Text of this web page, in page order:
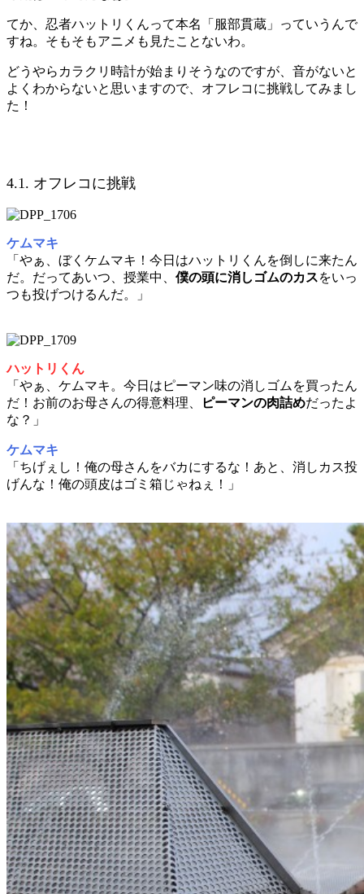
てか、忍者ハットリくんって本名「服部貫蔵」っていうんで
すね。そもそもアニメも見たことないわ。
どうやらカラクリ時計が始まりそうなのですが、音がないと
よくわからないと思いますので、オフレコに挑戦してみまし
た！
4.1. オフレコに挑戦
ケムマキ
「やぁ、ぼくケムマキ！今日はハットリくんを倒しに来たん
だ。だってあいつ、授業中、 僕の頭に消しゴムのカスをいっ
つも投げつけるんだ。」
ハットリくん
「やぁ、ケムマキ。今日はピーマン味の消しゴムを買ったん
だ！お前のお母さんの得意料理、
ピーマンの肉詰めだったよ
な？」
ケムマキ
「ちげぇし！俺の母さんをバカにするな！あと、消しカス投
げんな！俺の頭皮はゴミ箱じゃねぇ！」